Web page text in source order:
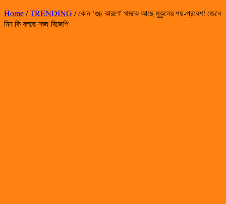
Home/TRENDING/কোন ‘গুঢ় কারণে’ থমকে আছে মুকুলের পদ্ম-প্রবেশ! জেনে
নিন কি বলছে সঙ্ঘ-বিজেপি